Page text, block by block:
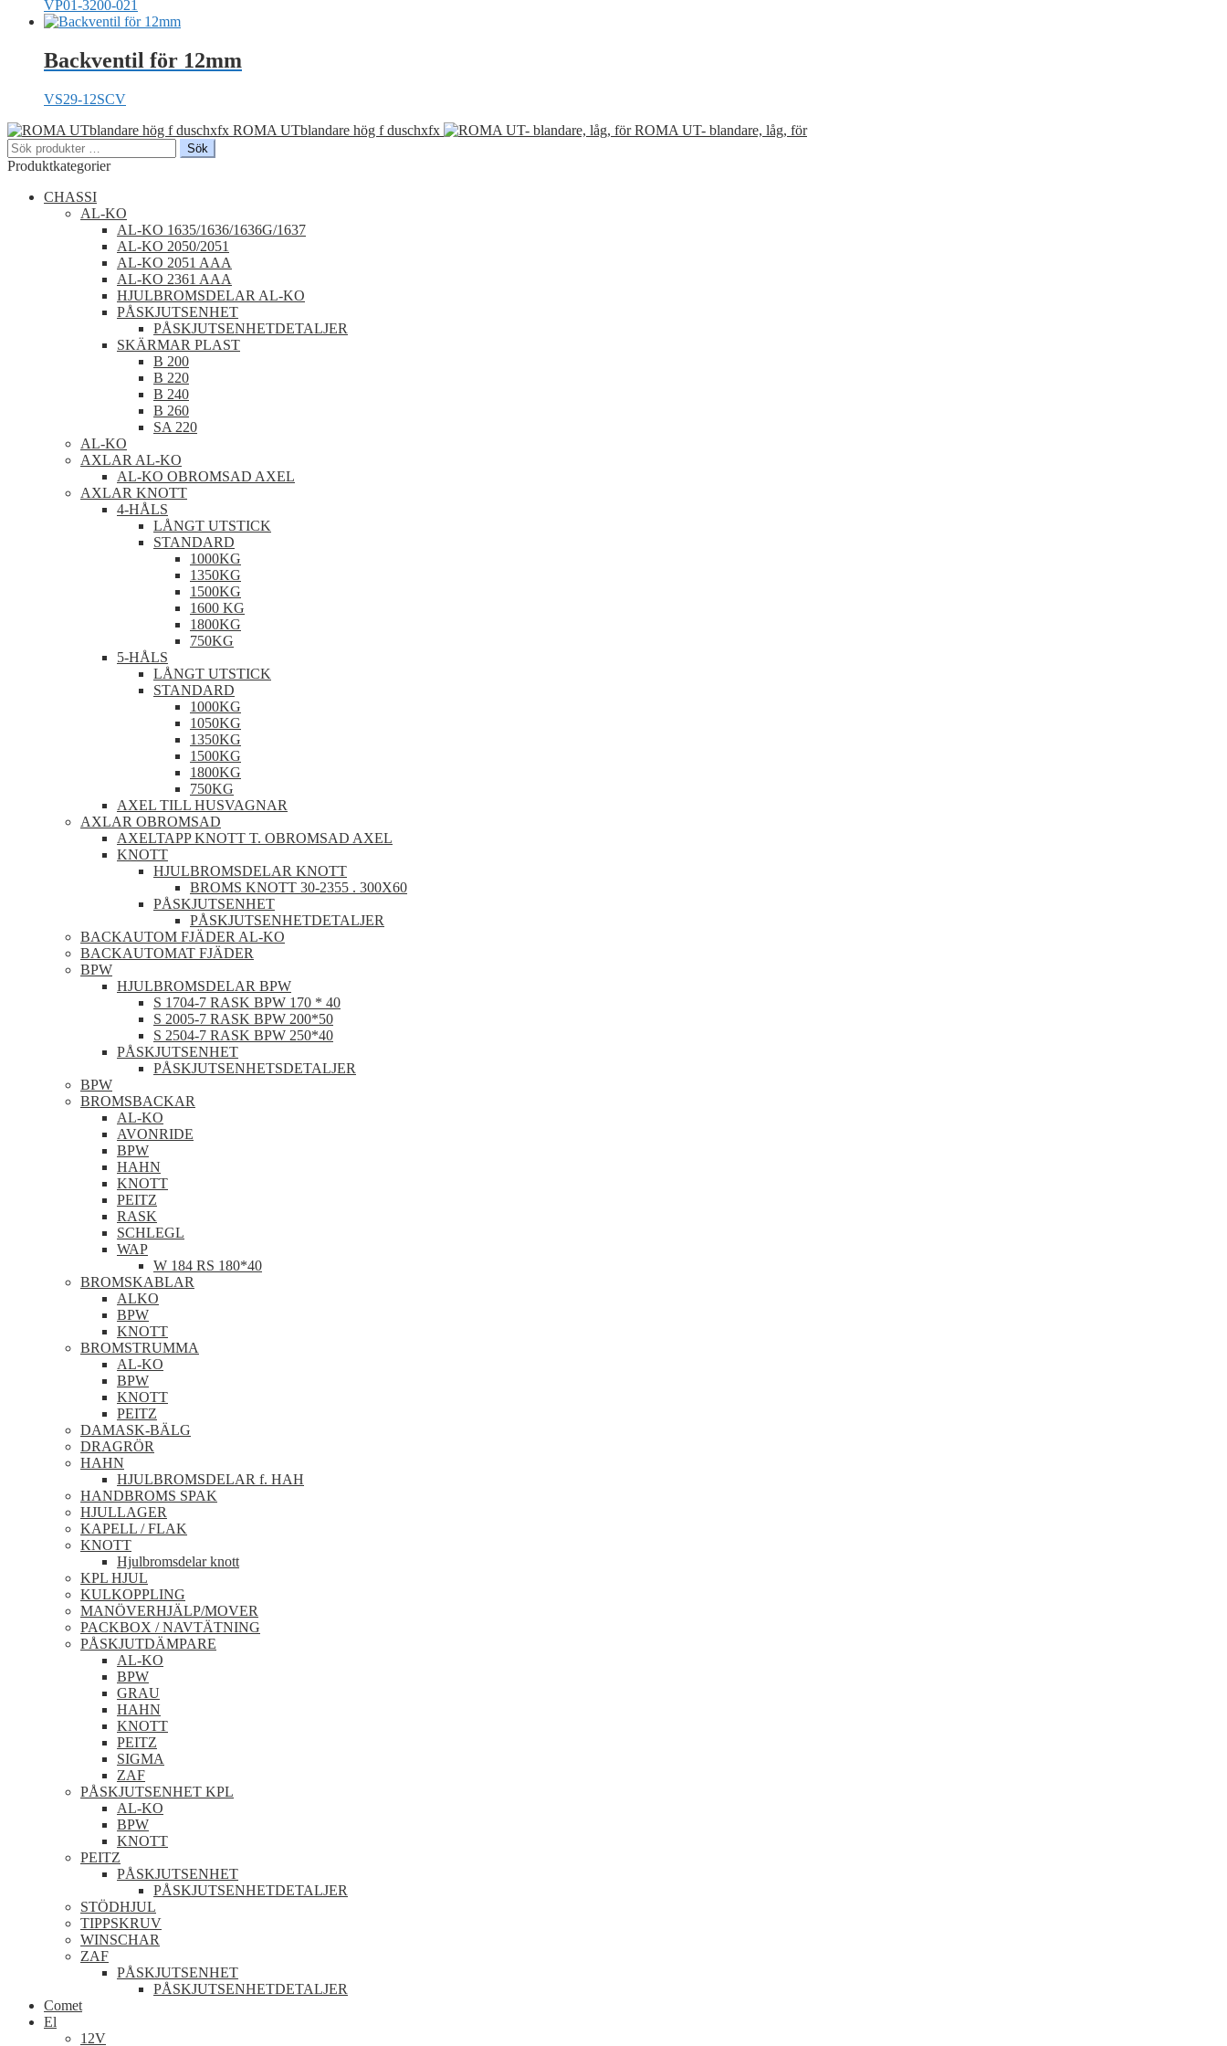
VP01-3200-021
Backventil för 12mm
VS29-12SCV
ROMA UTblandare hög f duschxfx
ROMA UT- blandare, låg, för
Sök
efter:
Sök
Produktkategorier
CHASSI
AL-KO
AL-KO 1635/1636/1636G/1637
AL-KO 2050/2051
AL-KO 2051 AAA
AL-KO 2361 AAA
HJULBROMSDELAR AL-KO
PÅSKJUTSENHET
PÅSKJUTSENHETDETALJER
SKÄRMAR PLAST
B 200
B 220
B 240
B 260
SA 220
AL-KO
AXLAR AL-KO
AL-KO OBROMSAD AXEL
AXLAR KNOTT
4-HÅLS
LÅNGT UTSTICK
STANDARD
1000KG
1350KG
1500KG
1600 KG
1800KG
750KG
5-HÅLS
LÅNGT UTSTICK
STANDARD
1000KG
1050KG
1350KG
1500KG
1800KG
750KG
AXEL TILL HUSVAGNAR
AXLAR OBROMSAD
AXELTAPP KNOTT T. OBROMSAD AXEL
KNOTT
HJULBROMSDELAR KNOTT
BROMS KNOTT 30-2355 . 300X60
PÅSKJUTSENHET
PÅSKJUTSENHETDETALJER
BACKAUTOM FJÄDER AL-KO
BACKAUTOMAT FJÄDER
BPW
HJULBROMSDELAR BPW
S 1704-7 RASK BPW 170 * 40
S 2005-7 RASK BPW 200*50
S 2504-7 RASK BPW 250*40
PÅSKJUTSENHET
PÅSKJUTSENHETSDETALJER
BPW
BROMSBACKAR
AL-KO
AVONRIDE
BPW
HAHN
KNOTT
PEITZ
RASK
SCHLEGL
WAP
W 184 RS 180*40
BROMSKABLAR
ALKO
BPW
KNOTT
BROMSTRUMMA
AL-KO
BPW
KNOTT
PEITZ
DAMASK-BÄLG
DRAGRÖR
HAHN
HJULBROMSDELAR f. HAH
HANDBROMS SPAK
HJULLAGER
KAPELL / FLAK
KNOTT
Hjulbromsdelar knott
KPL HJUL
KULKOPPLING
MANÖVERHJÄLP/MOVER
PACKBOX / NAVTÄTNING
PÅSKJUTDÄMPARE
AL-KO
BPW
GRAU
HAHN
KNOTT
PEITZ
SIGMA
ZAF
PÅSKJUTSENHET KPL
AL-KO
BPW
KNOTT
PEITZ
PÅSKJUTSENHET
PÅSKJUTSENHETDETALJER
STÖDHJUL
TIPPSKRUV
WINSCHAR
ZAF
PÅSKJUTSENHET
PÅSKJUTSENHETDETALJER
Comet
El
12V